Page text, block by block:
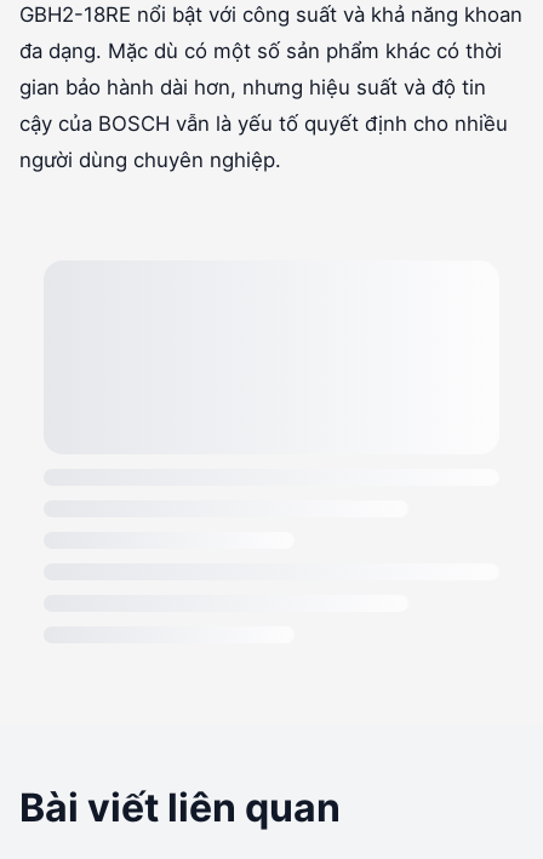
GBH2-18RE nổi bật với công suất và khả năng khoan
đa dạng. Mặc dù có một số sản phẩm khác có thời
gian bảo hành dài hơn, nhưng hiệu suất và độ tin
cậy của BOSCH vẫn là yếu tố quyết định cho nhiều
người dùng chuyên nghiệp.
Bài viết liên quan